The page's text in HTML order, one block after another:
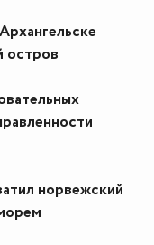
остров
норвежский